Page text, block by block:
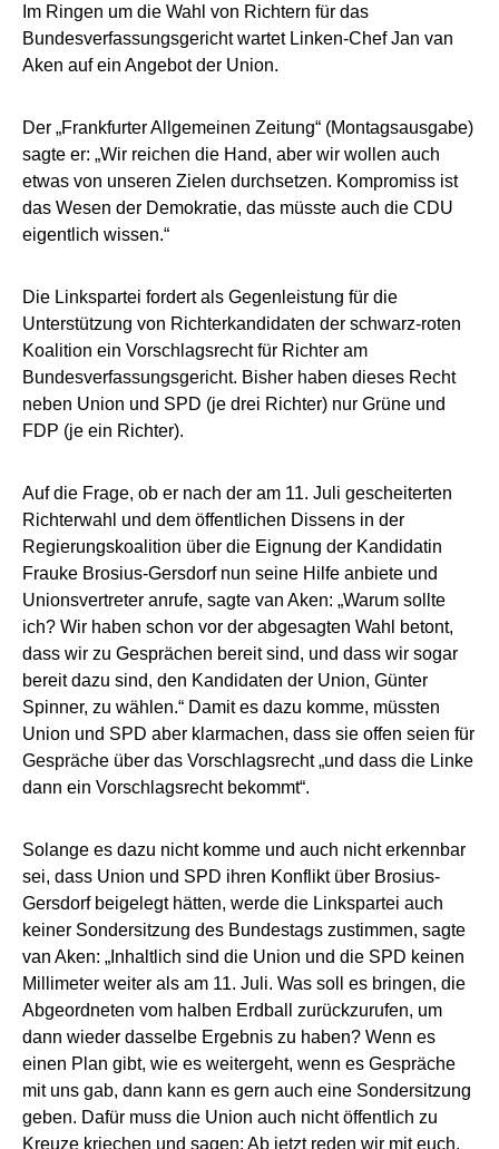
Im Ringen um die Wahl von Richtern für das
Bundesverfassungsgericht wartet Linken-Chef Jan van
Aken auf ein Angebot der Union.
Der „Frankfurter Allgemeinen Zeitung“ (Montagsausgabe)
sagte er: „Wir reichen die Hand, aber wir wollen auch
etwas von unseren Zielen durchsetzen. Kompromiss ist
das Wesen der Demokratie, das müsste auch die CDU
eigentlich wissen.“
Die Linkspartei fordert als Gegenleistung für die
Unterstützung von Richterkandidaten der schwarz-roten
Koalition ein Vorschlagsrecht für Richter am
Bundesverfassungsgericht. Bisher haben dieses Recht
neben Union und SPD (je drei Richter) nur Grüne und
FDP (je ein Richter).
Auf die Frage, ob er nach der am 11. Juli gescheiterten
Richterwahl und dem öffentlichen Dissens in der
Regierungskoalition über die Eignung der Kandidatin
Frauke Brosius-Gersdorf nun seine Hilfe anbiete und
Unionsvertreter anrufe, sagte van Aken: „Warum sollte
ich? Wir haben schon vor der abgesagten Wahl betont,
dass wir zu Gesprächen bereit sind, und dass wir sogar
bereit dazu sind, den Kandidaten der Union, Günter
Spinner, zu wählen.“ Damit es dazu komme, müssten
Union und SPD aber klarmachen, dass sie offen seien für
Gespräche über das Vorschlagsrecht „und dass die Linke
dann ein Vorschlagsrecht bekommt“.
Solange es dazu nicht komme und auch nicht erkennbar
sei, dass Union und SPD ihren Konflikt über Brosius-
Gersdorf beigelegt hätten, werde die Linkspartei auch
keiner Sondersitzung des Bundestags zustimmen, sagte
van Aken: „Inhaltlich sind die Union und die SPD keinen
Millimeter weiter als am 11. Juli. Was soll es bringen, die
Abgeordneten vom halben Erdball zurückzurufen, um
dann wieder dasselbe Ergebnis zu haben? Wenn es
einen Plan gibt, wie es weitergeht, wenn es Gespräche
mit uns gab, dann kann es gern auch eine Sondersitzung
geben. Dafür muss die Union auch nicht öffentlich zu
Kreuze kriechen und sagen: Ab jetzt reden wir mit euch.